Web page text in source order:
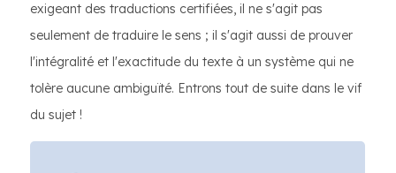
exigeant des traductions certifiées, il ne s'agit pas
seulement de traduire le sens ; il s'agit aussi de prouver
l'intégralité et l'exactitude du texte à un système qui ne
tolère aucune ambiguïté. Entrons tout de suite dans le vif
du sujet !